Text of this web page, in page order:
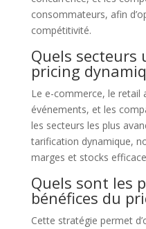
consommateurs, afin
compétitivité.
Quels
pricing
Le e-commerce, le retail
événements, et les
les secteurs les plus
tarification dynamique,
marges et stocks
Quels sont les
bénéfices du
Cette stratégie permet